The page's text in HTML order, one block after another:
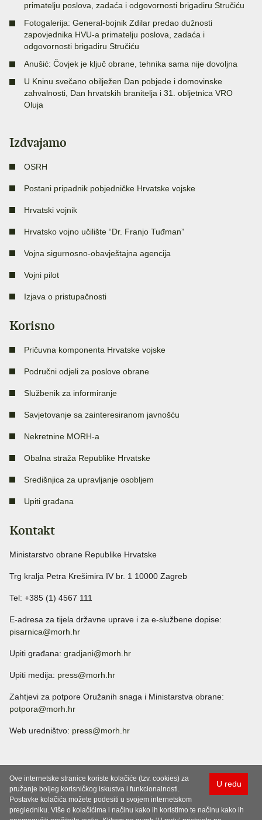
primatelju poslova, zadaća i odgovornosti brigadiru Stručiću
Fotogalerija: General-bojnik Zdilar predao dužnosti
zapovjednika HVU-a primatelju poslova, zadaća i
odgovornosti brigadiru Stručiću
Anušić: Čovjek je ključ obrane, tehnika sama nije dovoljna
U Kninu svečano obilježen Dan pobjede i domovinske
zahvalnosti, Dan hrvatskih branitelja i 31. obljetnica VRO
Oluja
Izdvajamo
OSRH
Postani pripadnik pobjedničke Hrvatske vojske
Hrvatski vojnik
Hrvatsko vojno učilište “Dr. Franjo Tuđman”
Vojna sigurnosno-obavještajna agencija
Vojni pilot
Izjava o pristupačnosti
Korisno
Pričuvna komponenta Hrvatske vojske
Područni odjeli za poslove obrane
Službenik za informiranje
Savjetovanje sa zainteresiranom javnošću
Nekretnine MORH-a
Obalna straža Republike Hrvatske
Središnjica za upravljanje osobljem
Upiti građana
Kontakt
Ministarstvo obrane Republike Hrvatske
Trg kralja Petra Krešimira IV br. 1 10000 Zagreb
Tel: +385 (1) 4567 111
E-adresa za tijela državne uprave i za e-službene dopise:
pisarnica@morh.hr
Upiti građana: gradjani@morh.hr
Upiti medija: press@morh.hr
Zahtjevi za potpore Oružanih snaga i Ministarstva obrane:
potpora@morh.hr
Web uredništvo: press@morh.hr
U redu
Ove internetske stranice koriste kolačiće (tzv. cookies) za
pružanje boljeg korisničkog iskustva i funkcionalnosti.
Postavke kolačića možete podesiti u svojem internetskom
pregledniku. Više o kolačićima i načinu kako ih koristimo te načinu kako ih